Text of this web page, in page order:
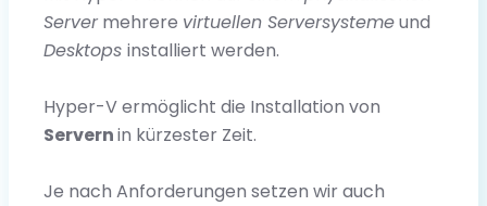
Servermehrere virtuellen Serversystemeund
Desktops installiert werden.
Hyper-V ermöglicht die Installation von
Servernin kürzester Zeit.
Je nach Anforderungen setzen wir auch